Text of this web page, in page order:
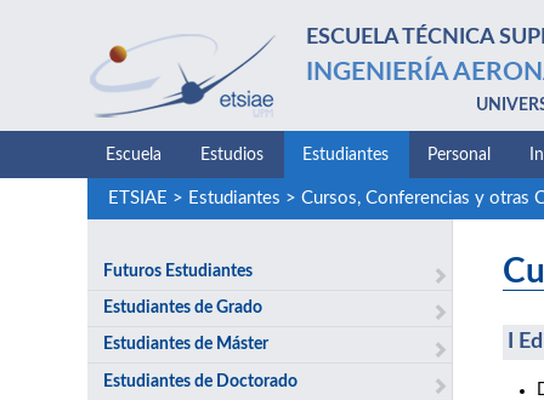
ESCUELA TÉCNICA
INGENIERÍA
Escuela Estudios Estudiantes Personal
ETSIAE > Estudiantes > Cursos, Conferencias y otras
Futuros Estudiantes
Estudiantes de Grado
Estudiantes de Máster
Estudiantes de Doctorado
I